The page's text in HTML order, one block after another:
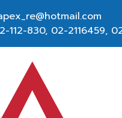
112-830, 02-2116459,